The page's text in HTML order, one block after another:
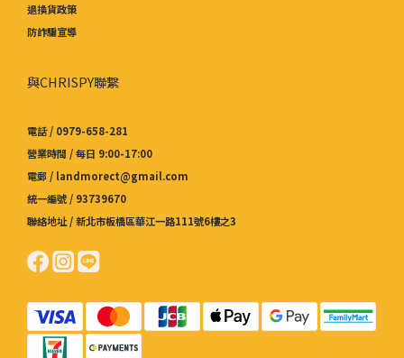
退換貨政策
防詐騙宣導
與CHRISPY聯繫
電話 / 0979-658-281
營業時間 / 每日 9:00-17:00
電郵 / landmorect@gmail.com
統一編號 / 93739670
聯絡地址 / 新北市板橋區華江一路111號6樓之3